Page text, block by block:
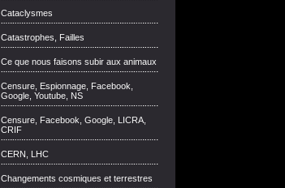
Cataclysmes
Catastrophes, Failles
Ce que nous faisons subir aux animaux
Censure, Espionnage, Facebook,
Google, Youtube, NS
Censure, Facebook, Google, LICRA,
CRIF
CERN, LHC
Changements cosmiques et terrestres